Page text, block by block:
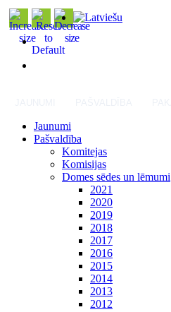
Jaunumi
Pašvaldība
Komitejas
Komisijas
Domes sēdes un lēmumi
2021
2020
2019
2018
2017
2016
2015
2014
2013
2012